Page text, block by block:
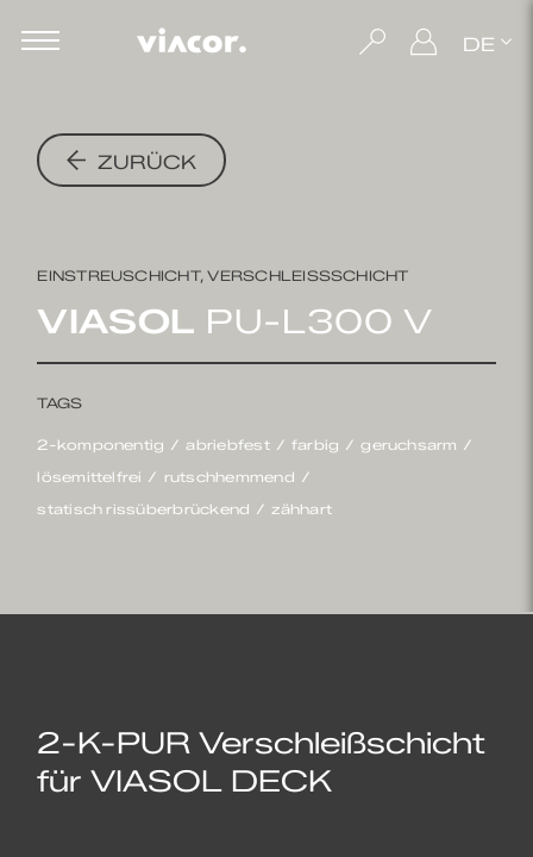
DE
ZURÜCK
EINSTREUSCHICHT, VERSCHLEISSSCHICHT
VIASOL PU-L300 V
TAGS
2-komponentig abriebfest farbig
geruchsarm
lösemittelfrei
rutschhemmend
statisch rissüberbrückend
zähhart
2-K-PUR Verschleißschicht
für VIASOL DECK